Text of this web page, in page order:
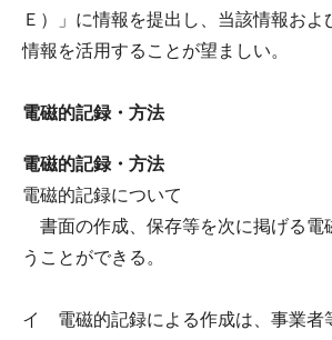
Ｅ）」に情報を提出し、当該情報およ
情報を活用することが望ましい。
電磁的記録・方法
電磁的記録・方法
電磁的記録について
書面の作成、保存等を次に掲げる電
うことができる。
イ 電磁的記録による作成は、事業者